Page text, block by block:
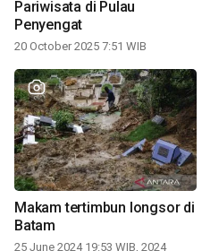
Pariwisata di Pulau
Penyengat
20 October 2025 7:51 WIB
Makam tertimbun longsor di
Batam
25 June 2024 19:53 WIB, 2024